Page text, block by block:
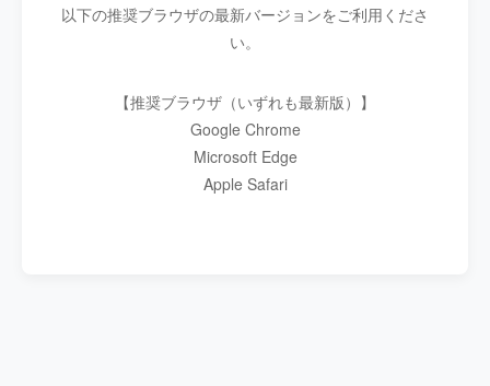
以下の推奨ブラウザの最新バージョンをご利用くださ
い。
【推奨ブラウザ（いずれも最新版）】
Google Chrome
Microsoft Edge
Apple Safari